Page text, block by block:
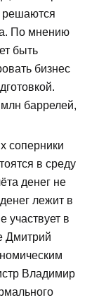
решаются
По мнению
быть
бизнес
баррелей,
соперники
в среду
денег не
лежит в
участвует в
Дмитрий
Владимир